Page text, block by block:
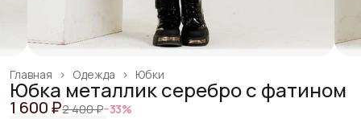
Юбки
Одежда ›
Главная ›
Юбка металлик серебро с фатином
1 600 ₽2 400 ₽−33%